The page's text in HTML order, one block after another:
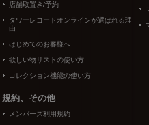
店舗取置き/予約
タワーレコードオンラインが選ばれる理
由
はじめてのお客様へ
欲しい物リストの使い方
コレクション機能の使い方
規約、その他
メンバーズ利用規約